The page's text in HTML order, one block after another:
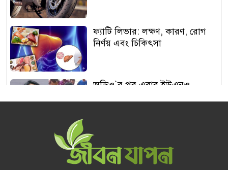
ফ্যাটি লিভার: লক্ষণ, কারণ, রোগ
নির্ণয় এবং চিকিৎসা
অডিও‍‍`র পর এবার ইউএনও
আঙুর চাষের স্বপ্ন শুরু ৩০ টাকায়,
এখন আয় লাখ টাকা